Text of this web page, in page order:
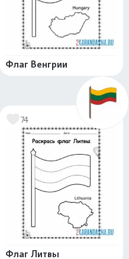
Флаг Венгрии
74
Флаг Литвы